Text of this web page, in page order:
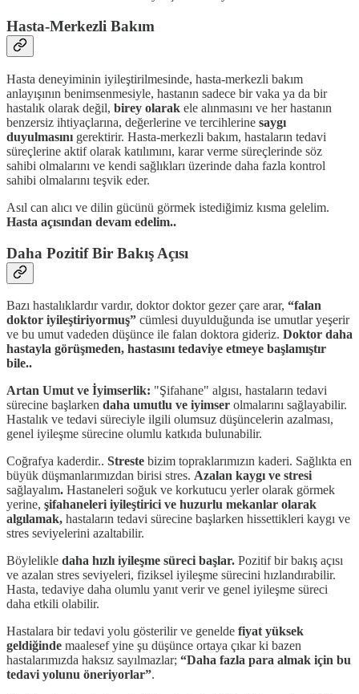
Hasta-Merkezli Bakım
Hasta deneyiminin iyileştirilmesinde, hasta-merkezli bakım
anlayışının benimsenmesiyle, hastanın sadece bir vaka ya da bir
hastalık olarak değil, birey olarak ele alınmasını ve her hastanın
benzersiz ihtiyaçlarına, değerlerine ve tercihlerine saygı
duyulmasını gerektirir. Hasta-merkezli bakım, hastaların tedavi
süreçlerine aktif olarak katılımını, karar verme süreçlerinde söz
sahibi olmalarını ve kendi sağlıkları üzerinde daha fazla kontrol
sahibi olmalarını teşvik eder.
Asıl can alıcı ve dilin gücünü görmek istediğimiz kısma gelelim.
Hasta açısından devam edelim..
Daha Pozitif Bir Bakış Açısı
Bazı hastalıklardır vardır, doktor doktor gezer çare arar, “falan
doktor iyileştiriyormuş” cümlesi duyulduğunda ise umutlar yeşerir
ve bu umut vadeden düşünce ile falan doktora gideriz. Doktor daha
hastayla görüşmeden, hastasını tedaviye etmeye başlamıştır
bile..
Artan Umut ve İyimserlik: "Şifahane" algısı, hastaların tedavi
sürecine başlarken daha umutlu ve iyimser olmalarını sağlayabilir.
Hastalık ve tedavi süreciyle ilgili olumsuz düşüncelerin azalması,
genel iyileşme sürecine olumlu katkıda bulunabilir.
Coğrafya kaderdir.. Streste bizim topraklarımızın kaderi. Sağlıkta en
büyük düşmanlarımızdan birisi stres. Azalan kaygı ve stresi
sağlayalım. Hastaneleri soğuk ve korkutucu yerler olarak görmek
yerine, şifahaneleri iyileştirici ve huzurlu mekanlar olarak
algılamak, hastaların tedavi sürecine başlarken hissettikleri kaygı ve
stres seviyelerini azaltabilir.
Böylelikle daha hızlı iyileşme süreci başlar. Pozitif bir bakış açısı
ve azalan stres seviyeleri, fiziksel iyileşme sürecini hızlandırabilir.
Hasta, tedaviye daha olumlu yanıt verir ve genel iyileşme süreci
daha etkili olabilir.
Hastalara bir tedavi yolu gösterilir ve genelde fiyat yüksek
geldiğinde maalesef yine şu düşünce ortaya çıkar ki bazen
hastalarımızda haksız sayılmazlar; “Daha fazla para almak için bu
tedavi yolunu öneriyorlar”.